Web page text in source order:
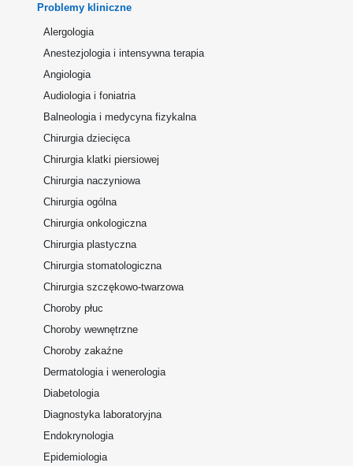
Problemy kliniczne
Alergologia
Anestezjologia i intensywna terapia
Angiologia
Audiologia i foniatria
Balneologia i medycyna fizykalna
Chirurgia dziecięca
Chirurgia klatki piersiowej
Chirurgia naczyniowa
Chirurgia ogólna
Chirurgia onkologiczna
Chirurgia plastyczna
Chirurgia stomatologiczna
Chirurgia szczękowo-twarzowa
Choroby płuc
Choroby wewnętrzne
Choroby zakaźne
Dermatologia i wenerologia
Diabetologia
Diagnostyka laboratoryjna
Endokrynologia
Epidemiologia